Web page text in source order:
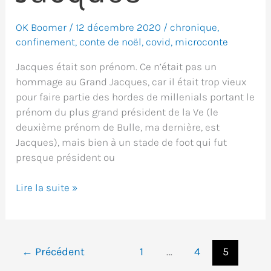
OK Boomer /12 décembre 2020 / chronique,
confinement, conte de noël, covid, microconte
Jacques était son prénom. Ce n’était pas un
hommage au Grand Jacques, car il était trop vieux
pour faire partie des hordes de millenials portant le
prénom du plus grand président de la Ve (le
deuxième prénom de Bulle, ma dernière, est
Jacques), mais bien à un stade de foot qui fut
presque président ou
L’étrange
Jacques
Lire la suite »
← Précédent 1 … 4 5